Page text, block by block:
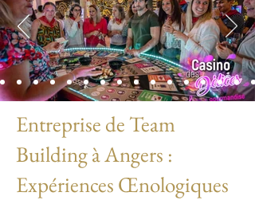
Entreprise de Team
Building à Angers :
Expériences Œnologiques